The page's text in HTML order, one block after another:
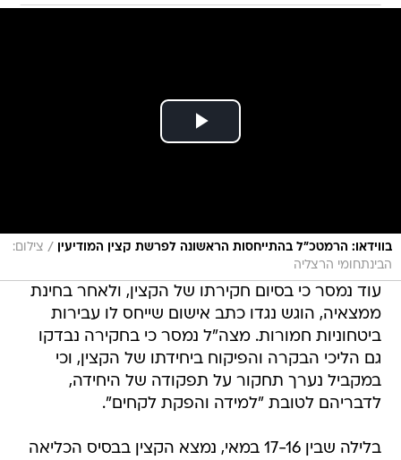
בווידאו: הרמטכ"ל בהתייחסות הראשונה לפרשת קצין המודיעין / צילום:
הבינתחומי הרצליה
עוד נמסר כי בסיום חקירתו של הקצין, ולאחר בחינת
ממצאיה, הוגש נגדו כתב אישום שייחס לו עבירות
ביטחוניות חמורות. מצה"ל נמסר כי בחקירה נבדקו
גם הליכי הבקרה והפיקוח ביחידתו של הקצין, וכי
במקביל נערך תחקור על תפקודה של היחידה,
לדבריהם לטובת "למידה והפקת לקחים".
בלילה שבין 17-16 במאי, נמצא הקצין בבסיס הכליאה